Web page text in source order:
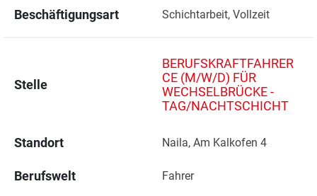
Beschäftigungsart Schichtarbeit, Vollzeit
Stelle
BERUFSKRAFTFAHRER
CE (M/W/D) FÜR
WECHSELBRÜCKE -
TAG/NACHTSCHICHT
Standort Naila, Am Kalkofen 4
Berufswelt Fahrer